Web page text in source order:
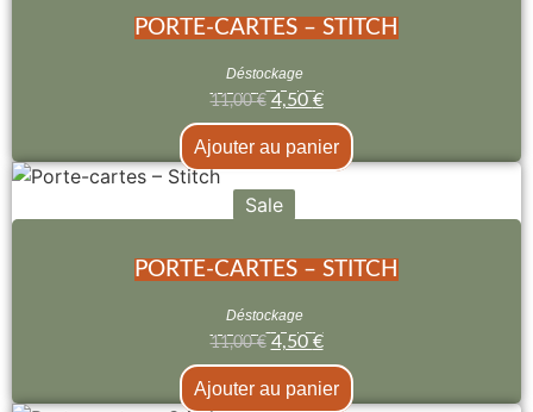
PORTE-CARTES – STITCH
Déstockage
11,00€ 4,50 €
Ajouter au panier
Sale
PORTE-CARTES – STITCH
Déstockage
11,00€ 4,50 €
Ajouter au panier